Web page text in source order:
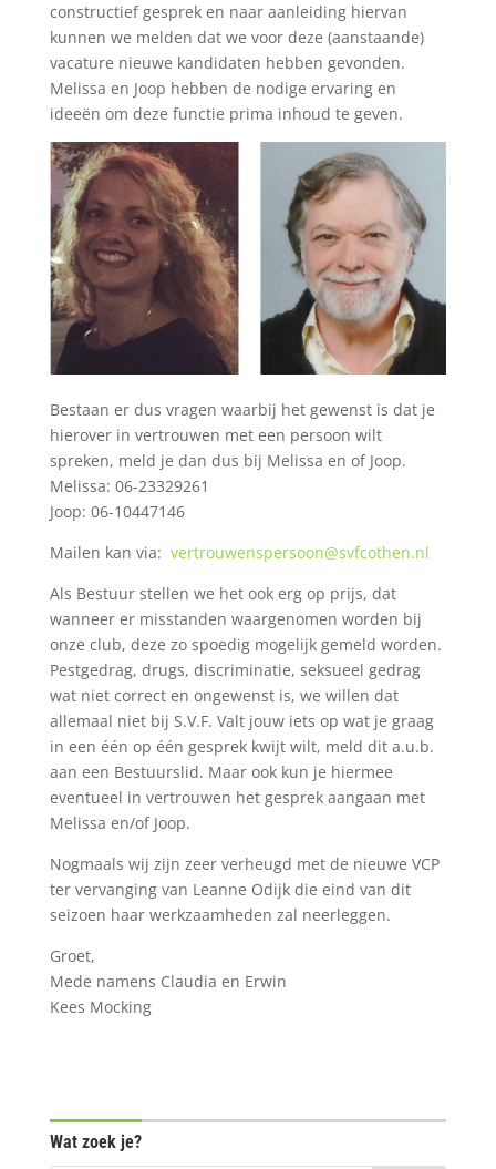
constructief gesprek en naar aanleiding hiervan
kunnen we melden dat we voor deze (aanstaande)
vacature nieuwe kandidaten hebben gevonden.
Melissa en Joop hebben de nodige ervaring en
ideeën om deze functie prima inhoud te geven.
Bestaan er dus vragen waarbij het gewenst is dat je
hierover in vertrouwen met een persoon wilt
spreken, meld je dan dus bij Melissa en of Joop.
Melissa: 06-23329261
Joop: 06-10447146
Mailen kan via: vertrouwenspersoon@svfcothen.nl
Als Bestuur stellen we het ook erg op prijs, dat
wanneer er misstanden waargenomen worden bij
onze club, deze zo spoedig mogelijk gemeld worden.
Pestgedrag, drugs, discriminatie, seksueel gedrag
wat niet correct en ongewenst is, we willen dat
allemaal niet bij S.V.F. Valt jouw iets op wat je graag
in een één op één gesprek kwijt wilt, meld dit a.u.b.
aan een Bestuurslid. Maar ook kun je hiermee
eventueel in vertrouwen het gesprek aangaan met
Melissa en/of Joop.
Nogmaals wij zijn zeer verheugd met de nieuwe VCP
ter vervanging van Leanne Odijk die eind van dit
seizoen haar werkzaamheden zal neerleggen.
Groet,
Mede namens Claudia en Erwin
Kees Mocking
Wat zoek je?